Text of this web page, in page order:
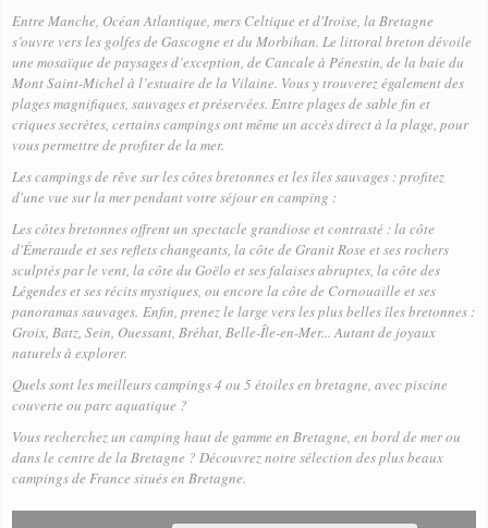
Entre Manche, Océan Atlantique, mers Celtique et d'Iroise, la Bretagne
s’ouvre vers les golfes de Gascogne et du Morbihan. Le littoral breton dévoile
une mosaïque de paysages d’exception, de Cancale à Pénestin, de la baie du
Mont Saint-Michel à l’estuaire de la Vilaine. Vous y trouverez également des
plages magnifiques, sauvages et préservées. Entre plages de sable fin et
criques secrètes, certains campings ont même un accès direct à la plage, pour
vous permettre de profiter de la mer.
Les campings de rêve sur les côtes bretonnes et les îles sauvages : profitez
d'une vue sur la mer pendant votre séjour en camping :
Les côtes bretonnes offrent un spectacle grandiose et contrasté : la côte
d'Émeraude et ses reflets changeants, la côte de Granit Rose et ses rochers
sculptés par le vent, la côte du Goëlo et ses falaises abruptes, la côte des
Légendes et ses récits mystiques, ou encore la côte de Cornouaille et ses
panoramas sauvages. Enfin, prenez le large vers les plus belles îles bretonnes :
Groix, Batz, Sein, Ouessant, Bréhat, Belle-Île-en-Mer... Autant de joyaux
naturels à explorer.
Quels sont les meilleurs campings 4 ou 5 étoiles en bretagne, avec piscine
couverte ou parc aquatique ?
Vous recherchez un camping haut de gamme en Bretagne, en bord de mer ou
dans le centre de la Bretagne ? Découvrez notre sélection des plus beaux
campings de France situés en Bretagne.